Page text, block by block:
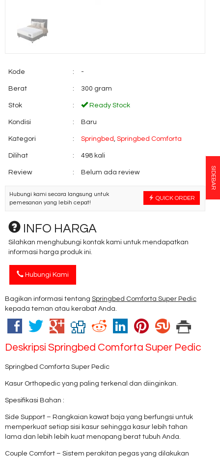
Kode : -
Berat : 300 gram
Stok : Ready Stock
Kondisi : Baru
Kategori : Springbed, Springbed Comforta
Dilihat : 498 kali
Review : Belum ada review
QUICK ORDER
Hubungi kami secara langsung untuk
pemesanan yang lebih cepat!
INFO HARGA
Silahkan menghubungi kontak kami untuk mendapatkan
informasi harga produk ini.
Hubungi Kami
Bagikan informasi tentang Springbed Comforta Super Pedic
kepada teman atau kerabat Anda.
Deskripsi Springbed Comforta Super Pedic
Springbed Comforta Super Pedic
Kasur Orthopedic yang paling terkenal dan diinginkan.
Spesifikasi Bahan :
Side Support – Rangkaian kawat baja yang berfungsi untuk
memperkuat setiap sisi kasur sehingga kasur lebih tahan
lama dan lebih lebih kuat menopang berat tubuh Anda.
Couple Comfort – Sistem perakitan pegas yang dilakukan
SIDEBAR